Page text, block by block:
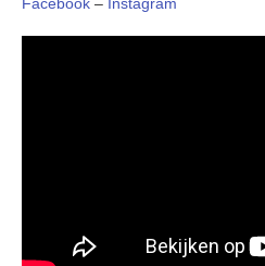
Facebook – Instagram